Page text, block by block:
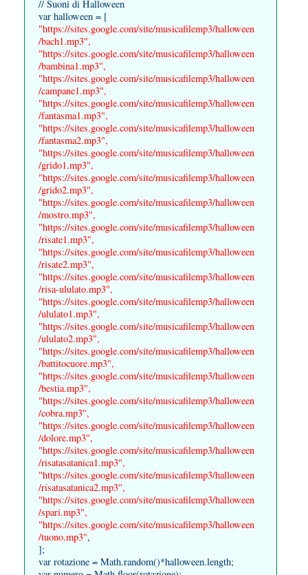
// Suoni di Halloween
var halloween = [
"https://sites.google.com/site/musicafilemp3/halloween
/bach1.mp3",
"https://sites.google.com/site/musicafilemp3/halloween
/bambina1.mp3",
"https://sites.google.com/site/musicafilemp3/halloween
/campane1.mp3",
"https://sites.google.com/site/musicafilemp3/halloween
/fantasma1.mp3",
"https://sites.google.com/site/musicafilemp3/halloween
/fantasma2.mp3",
"https://sites.google.com/site/musicafilemp3/halloween
/grido1.mp3",
"https://sites.google.com/site/musicafilemp3/halloween
/grido2.mp3",
"https://sites.google.com/site/musicafilemp3/halloween
/mostro.mp3",
"https://sites.google.com/site/musicafilemp3/halloween
/risate1.mp3",
"https://sites.google.com/site/musicafilemp3/halloween
/risate2.mp3",
"https://sites.google.com/site/musicafilemp3/halloween
/risa-ululato.mp3",
"https://sites.google.com/site/musicafilemp3/halloween
/ululato1.mp3",
"https://sites.google.com/site/musicafilemp3/halloween
/ululato2.mp3",
"https://sites.google.com/site/musicafilemp3/halloween
/battitocuore.mp3",
"https://sites.google.com/site/musicafilemp3/halloween
/bestia.mp3",
"https://sites.google.com/site/musicafilemp3/halloween
/cobra.mp3",
"https://sites.google.com/site/musicafilemp3/halloween
/dolore.mp3",
"https://sites.google.com/site/musicafilemp3/halloween
/risatasatanica1.mp3",
"https://sites.google.com/site/musicafilemp3/halloween
/risatasatanica2.mp3",
"https://sites.google.com/site/musicafilemp3/halloween
/spari.mp3",
"https://sites.google.com/site/musicafilemp3/halloween
/tuono.mp3",
];
var rotazione = Math.random()*halloween.length;